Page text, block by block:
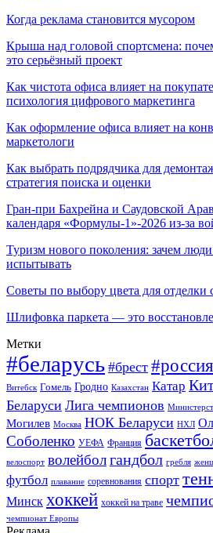
Когда реклама становится мусором
Крыша над головой спортсмена:
это серьёзный проект
Как чистота офиса влияет на
психология цифрового маркетинга
Как оформление офиса влияет на
маркетологи
Как выбрать подрядчика для
стратегия поиска и оценки
Гран-при Бахрейна и Саудовской
календаря «Формулы-1»-2026 из-за
Туризм нового поколения: зачем люди
испытывать
Советы по выбору цвета для отделки
Шлифовка паркета — это
Метки
#беларусь #брест #россия
Витебск Гомель Гродно Казахстан Катар
Беларуси Лига чемпионов
Могилев Москва НОК Беларуси НХЛ
Соболенко УЕФА Франция
велоспорт волейболгандбол гребля
футбол плавание соревнования спорт
Минск хоккей хоккей на траве
чемпионат Европы